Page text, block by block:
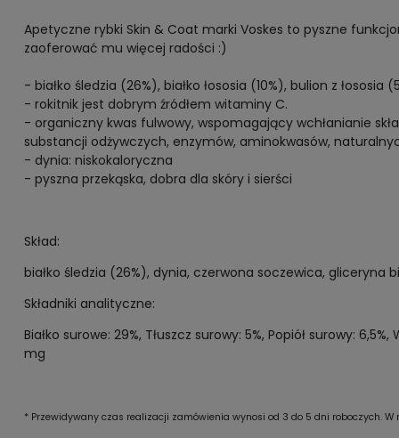
Apetyczne rybki Skin & Coat marki Voskes to pyszne
zaoferować mu więcej radości :)
- białko śledzia (26%), białko łososia (10%), bulion z
- rokitnik jest dobrym źródłem witaminy C.
- organiczny kwas fulwowy, wspomagający wchłanianie
substancji odżywczych, enzymów, aminokwasów,
- dynia: niskokaloryczna
- pyszna przekąska, dobra dla skóry i sierści
Skład:
białko śledzia (26%), dynia, czerwona soczewica, gliceryna
Składniki analityczne:
Białko surowe: 29%, Tłuszcz surowy: 5%, Popiół surowy:
mg
* Przewidywany czas realizacji zamówienia wynosi od 3 do 5 dni roboczych.